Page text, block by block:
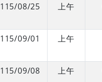
115/08/25 上午
115/09/01 上午
115/09/08 上午